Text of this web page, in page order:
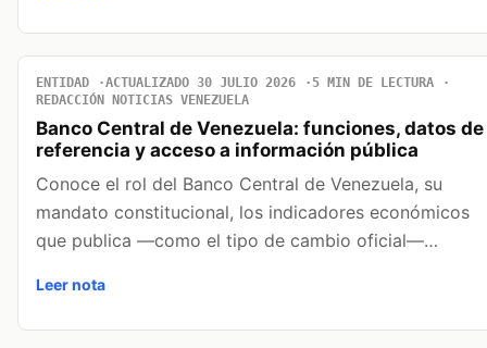
ENTIDAD ACTUALIZADO 30 JULIO 2026
5 MIN DE LECTURA
REDACCIÓN NOTICIAS VENEZUELA
Banco Central de Venezuela: funciones, datos de
referencia y acceso a información pública
Conoce el rol del Banco Central de Venezuela, su
mandato constitucional, los indicadores económicos
que publica —como el tipo de cambio oficial—…
Leer nota